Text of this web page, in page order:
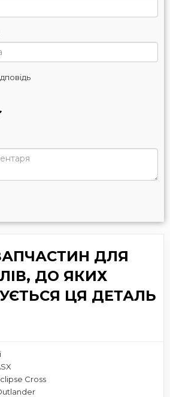
ДЛЯ
ДО ЯКИХ
ЦЯ ДЕТАЛЬ
Cross